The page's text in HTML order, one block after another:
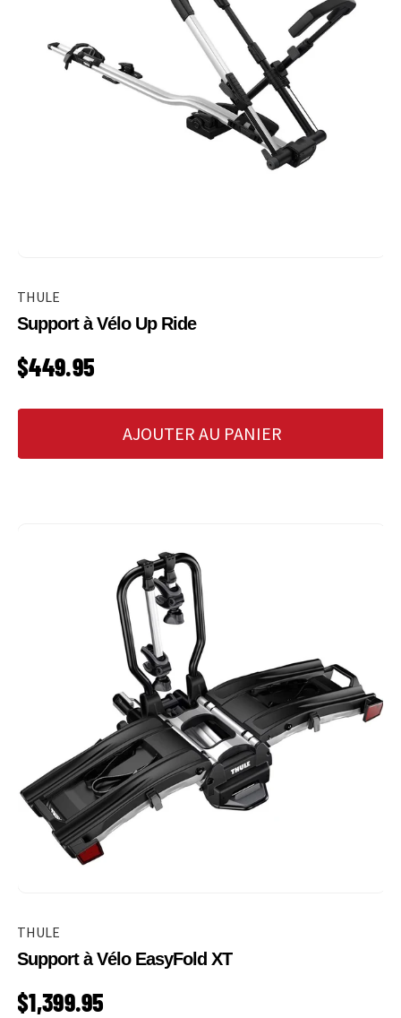
THULE
Support à Vélo Up Ride
PRIX HABITUEL
$449.95
AJOUTER AU PANIER
THULE
Support à Vélo EasyFold XT
PRIX HABITUEL
$1,399.95